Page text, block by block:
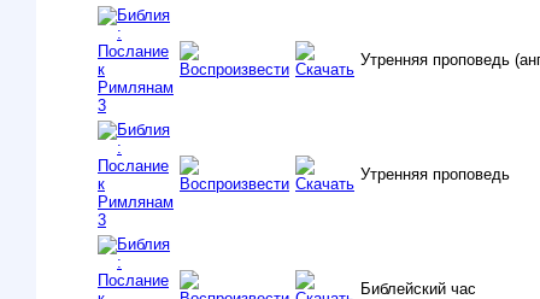
Утренняя проповедь
Утренняя проповедь
Библейский час